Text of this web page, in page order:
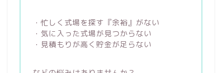
・忙しく式場を探す『余裕』がない
・気に入った式場が見つからない
・見積もりが高く貯金が足らない